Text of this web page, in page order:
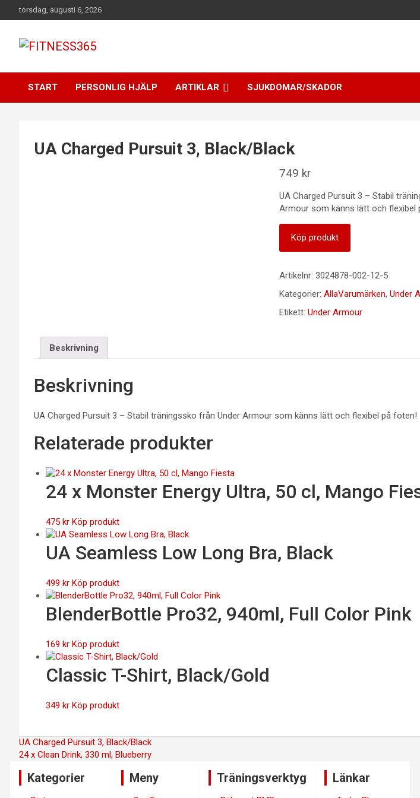
Hoppa
till
torsdag, augusti 6, 2026
FITNESS365
START PERSONLIG HJÄLP ARTIKLAR SJUKDOMAR/SKADOR
UA Charged Pursuit 3, Black/Black
749 kr
UA Charged Pursuit 3 – Stabil
Armour som känns lätt och flexibel
Köp produkt
Artikelnr: 3024878-002-12-5
Kategorier: AllaVarumärken, Under
Etikett: Under Armour
Beskrivning
Beskrivning
UA Charged Pursuit 3 – Stabil träningssko från Under Armour som känns lätt och flexibel på foten!
Relaterade produkter
24 x Monster Energy Ultra, 50 cl, Mango
475 kr Köp produkt
UA Seamless Low Long Bra, Black
499 kr Köp produkt
BlenderBottle Pro32, 940ml, Full Color Pink
169 kr Köp produkt
Classic T-Shirt, Black/Gold
349 kr Köp produkt
Inläggsnavigering
UA Charged Pursuit 3, Black/Black
24 x Clean Drink, 330 ml, Blueberry
Kategorier Meny Träningsverktyg Länkar